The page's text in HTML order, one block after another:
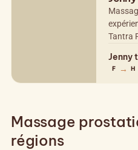
Tantra
stimule
Jenny
F → H
Massage
régions